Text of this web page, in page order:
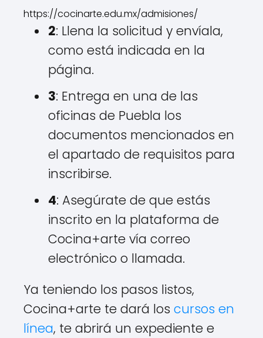
https://cocinarte.edu.mx/admisiones/
2: Llena la solicitud y envíala,
como está indicada en la
página.
3: Entrega en una de las
oficinas de Puebla los
documentos mencionados en
el apartado de requisitos para
inscribirse.
4: Asegúrate de que estás
inscrito en la plataforma de
Cocina+arte vía correo
electrónico o llamada.
Ya teniendo los pasos listos,
Cocina+arte te dará los cursos en
línea, te abrirá un expediente e